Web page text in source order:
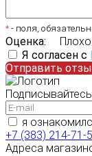
* - поля,
Оценка: Плохо
Я согласен с
Отправить
я
+7 (383) 214-71-
Адреса